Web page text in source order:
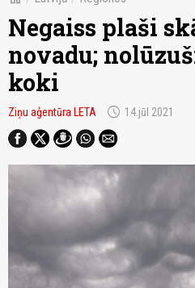
Negaiss plaši
novadu;
koki
Ziņu aģentūra LETA schedule 14.jūl 2021